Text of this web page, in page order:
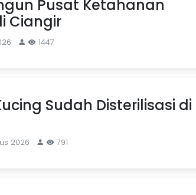
Pusat Ketahanan
Ciangir
1447
Sudah Disterilisasi di
2026 791